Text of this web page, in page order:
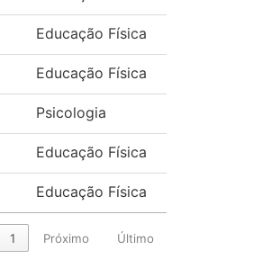
Educação Física
Educação Física
Psicologia
Educação Física
Educação Física
1 Próximo Último